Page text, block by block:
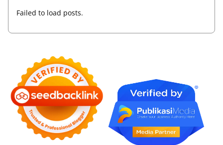
Failed to load posts.